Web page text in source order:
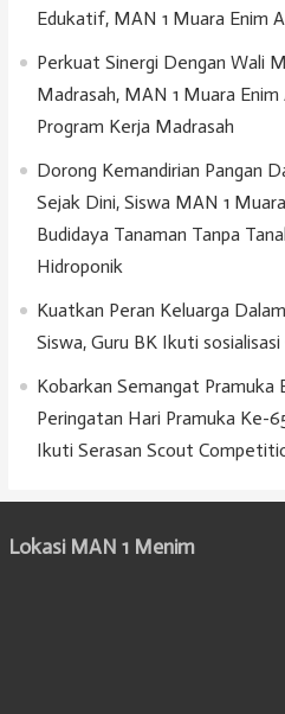
Edukatif, MAN 1 Muara Enim
Perkuat Sinergi Dengan Wali
Madrasah, MAN 1 Muara
Program Kerja Madrasah
Dorong Kemandirian Pangan
Sejak Dini, Siswa MAN 1
Budidaya Tanaman Tanpa
Hidroponik
Kuatkan Peran Keluarga
Siswa, Guru BK Ikuti sosialisasi
Kobarkan Semangat Pramuka
Peringatan Hari Pramuka Ke-
Ikuti Serasan Scout
Lokasi MAN 1 Menim